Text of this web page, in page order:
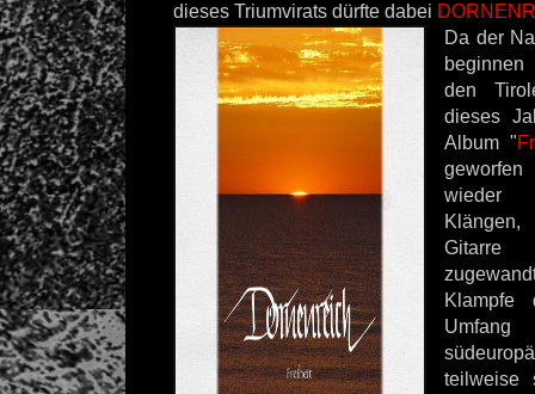
dieses Triumvirats dürfte dabei
Da der
den
dieses
Album "
wieder
Gitarre
teilweise